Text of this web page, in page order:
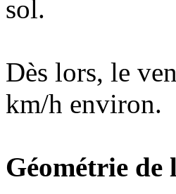
sol.
Dès lors, le
km/h environ.
Géométrie de